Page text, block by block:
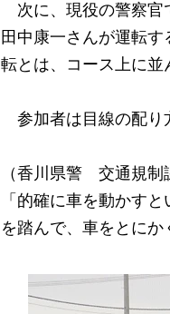
次に、現役の警察官
田中康一さんが運転
転とは、コース上に並
参加者は目線の配り
（香川県警 交通規制
「的確に車を動かす
を踏んで、車をとにか